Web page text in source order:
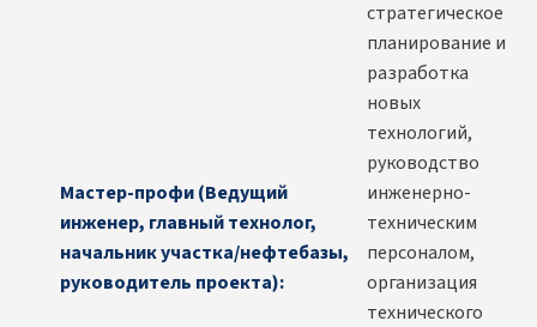
Мастер-профи (Ведущий
инженер, главный технолог,
начальник участка/нефтебазы,
руководитель проекта):
стратегическое
планирование и
разработка
новых
технологий,
руководство
инженерно-
техническим
персоналом,
организация
технического